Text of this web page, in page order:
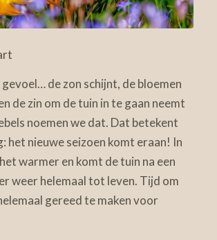
de zon schijnt, de bloemen
de zin om de tuin in te gaan neemt
noemen we dat. Dat betekent
het nieuwe seizoen komt eraan! In
warmer en komt de tuin na een
weer helemaal tot leven. Tijd om
gereed te maken voor